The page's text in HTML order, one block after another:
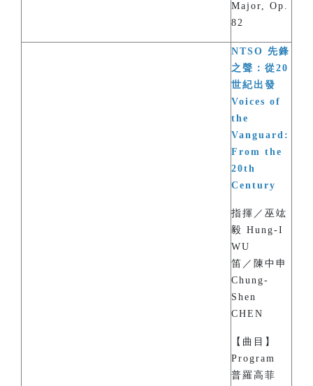
Major, Op.
82
NTSO 先鋒
之聲：從20
世紀出發
Voices of
the
Vanguard:
From the
20th
Century
指揮／巫竑
毅 Hung-I
WU
笛／陳中申
Chung-
Shen
CHEN
【曲目】
Program
普羅高菲